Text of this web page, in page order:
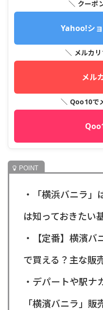
＼ クーポ
Yahoo!シ
＼ メルカ
メル
＼ Qoo10で
・「横浜バニラ」
は知っておきたい
・【定番】横濱バ
で買える？主な販
・デパートや駅ナ
「横濱バニラ」販